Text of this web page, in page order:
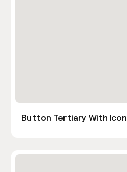
Button Tertiary With Icon